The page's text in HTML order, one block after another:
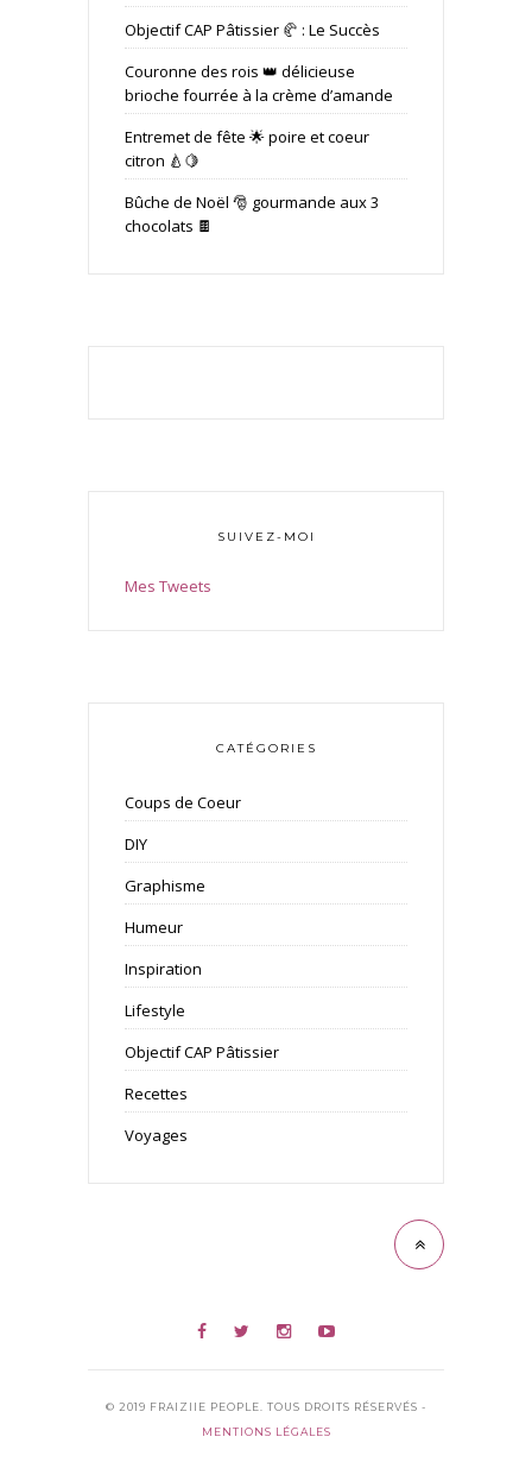
Objectif CAP Pâtissier 🥐 : Le Succès
Couronne des rois 👑 délicieuse
brioche fourrée à la crème d’amande
Entremet de fête 🌟 poire et coeur
citron 🍐🍋
Bûche de Noël 🎅 gourmande aux 3
chocolats 🍫
SUIVEZ-MOI
Mes Tweets
CATÉGORIES
Coups de Coeur
DIY
Graphisme
Humeur
Inspiration
Lifestyle
Objectif CAP Pâtissier
Recettes
Voyages
© 2019 FRAIZIIE PEOPLE. TOUS DROITS RÉSERVÉS -
MENTIONS LÉGALES